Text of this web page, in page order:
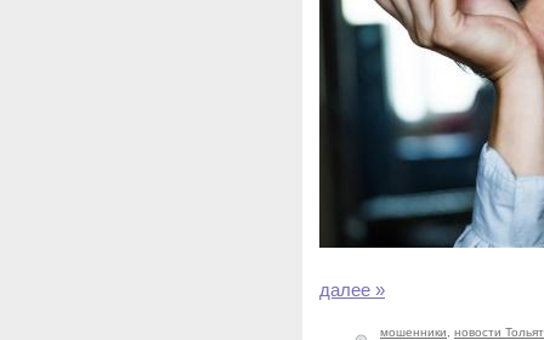
далее »
мошенники
новости